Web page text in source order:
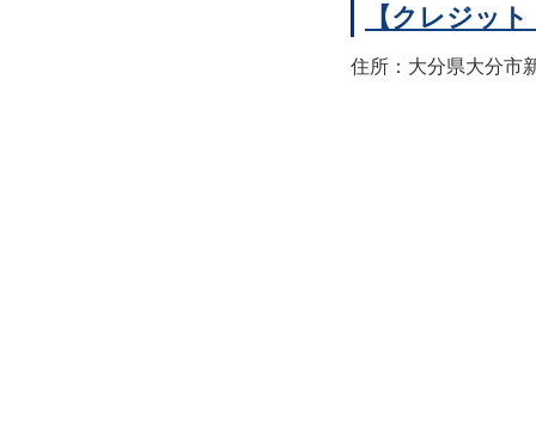
【クレジッ
住所：大分県大分市